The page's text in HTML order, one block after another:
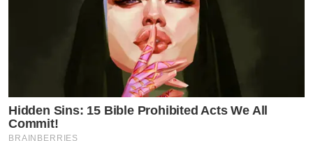
Hidden Sins: 15 Bible Prohibited Acts We All
Commit!
BRAINBERRIES